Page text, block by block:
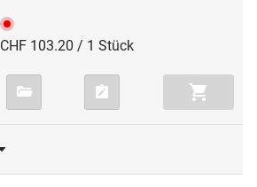
CHF 103.20 / 1 Stück